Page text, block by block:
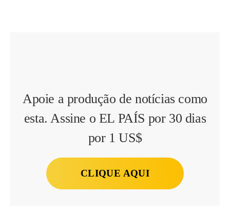
Apoie a produção de notícias como
esta. Assine o EL PAÍS por 30 dias
por 1 US$
CLIQUE AQUI